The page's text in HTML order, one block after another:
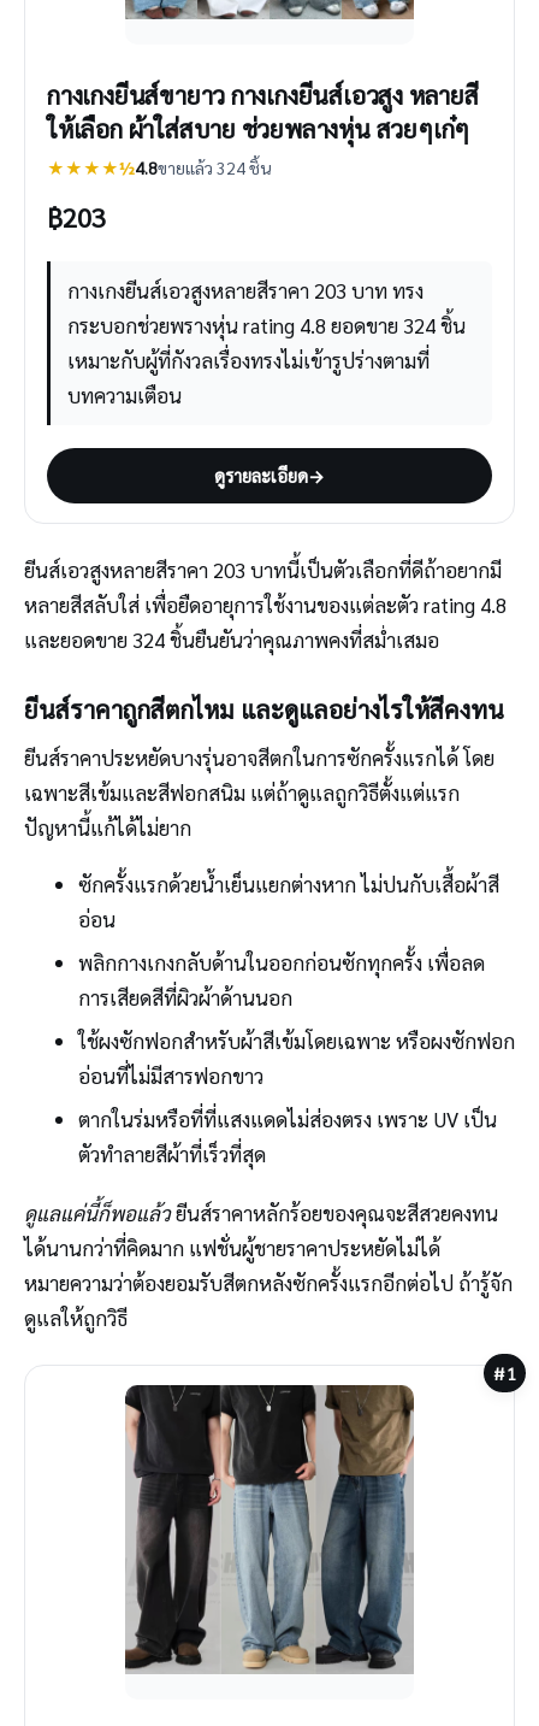
กางเกงยีนส์ขายาว กางเกงยีนส์เอวสูง หลายสี
ให้เลือก ผ้าใส่สบาย ช่วยพลางหุ่น สวยๆเก๋ๆ
★★★★½4.8ขายแล้ว 324 ชิ้น
฿203
กางเกงยีนส์เอวสูงหลายสีราคา 203 บาท ทรง
กระบอกช่วยพรางหุ่น rating 4.8 ยอดขาย 324 ชิ้น
เหมาะกับผู้ที่กังวลเรื่องทรงไม่เข้ารูปร่างตามที่
บทความเตือน
ดูรายละเอียด→
ยีนส์เอวสูงหลายสีราคา 203 บาทนี้เป็นตัวเลือกที่ดีถ้าอยากมี
หลายสีสลับใส่ เพื่อยืดอายุการใช้งานของแต่ละตัว rating 4.8
และยอดขาย 324 ชิ้นยืนยันว่าคุณภาพคงที่สม่ำเสมอ
ยีนส์ราคาถูกสีตกไหม และดูแลอย่างไรให้สีคงทน
ยีนส์ราคาประหยัดบางรุ่นอาจสีตกในการซักครั้งแรกได้ โดย
เฉพาะสีเข้มและสีฟอกสนิม แต่ถ้าดูแลถูกวิธีตั้งแต่แรก
ปัญหานี้แก้ได้ไม่ยาก
ซักครั้งแรกด้วยน้ำเย็นแยกต่างหาก ไม่ปนกับเสื้อผ้าสี
อ่อน
พลิกกางเกงกลับด้านในออกก่อนซักทุกครั้ง เพื่อลด
การเสียดสีที่ผิวผ้าด้านนอก
ใช้ผงซักฟอกสำหรับผ้าสีเข้มโดยเฉพาะ หรือผงซักฟอก
อ่อนที่ไม่มีสารฟอกขาว
ตากในร่มหรือที่ที่แสงแดดไม่ส่องตรง เพราะ UV เป็น
ตัวทำลายสีผ้าที่เร็วที่สุด
ดูแลแค่นี้ก็พอแล้วยีนส์ราคาหลักร้อยของคุณจะสีสวยคงทน
ได้นานกว่าที่คิดมาก แฟชั่นผู้ชายราคาประหยัดไม่ได้
หมายความว่าต้องยอมรับสีตกหลังซักครั้งแรกอีกต่อไป ถ้ารู้จัก
ดูแลให้ถูกวิธี
#1